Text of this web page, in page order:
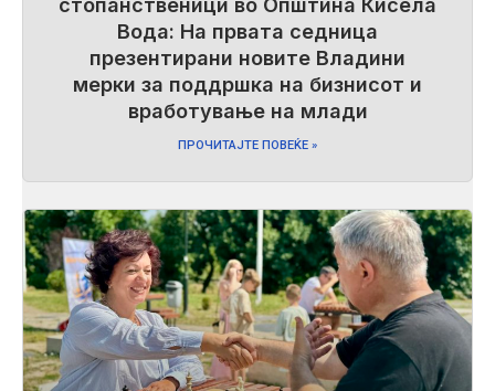
стопанственици во Општина Кисела
Вода: На првата седница
презентирани новите Владини
мерки за поддршка на бизнисот и
вработување на млади
ПРОЧИТАЈТЕ ПОВЕЌЕ »